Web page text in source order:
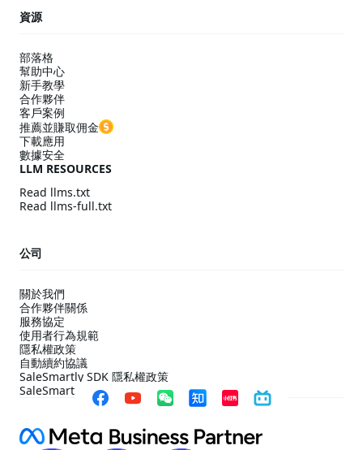
資源
部落格
幫助中心
新手教學
合作夥伴
客戶案例
推薦並賺取佣金
下載應用
數據安全
LLM RESOURCES
Read llms.txt
Read llms-full.txt
公司
關於我們
合作夥伴關係
服務協定
使用者行為規範
隱私權政策
自動續約協議
SaleSmartly SDK 隱私權政策
SaleSmartly SDK 合規配置指引